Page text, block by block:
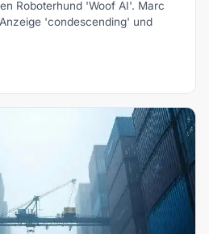
Roboterhund 'Woof AI'. Marc
'condescending' und